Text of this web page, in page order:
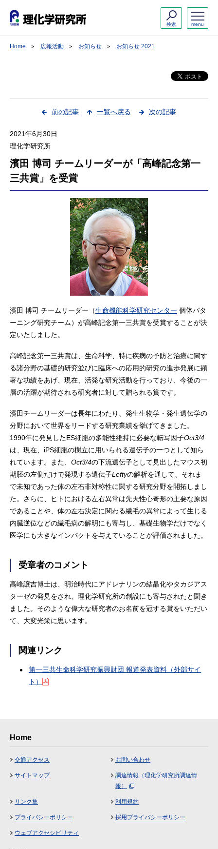
menu
検索
Home 広報活動 お知らせ お知らせ 2021
前の記事 一覧へ戻る 次の記事
2021年6月30日
理化学研究所
濱田 博司 チームリーダーが「高峰記念第一
三共賞」を受賞
濱田 博司 チームリーダー（生命機能科学研究センター 個体パタ
ーニング研究チーム）が高峰記念第一三共賞を受賞することが決
定いたしました。
高峰記念第一三共賞は、生命科学、特に疾病の予防と治療に関す
る諸分野の基礎的研究並びに臨床への応用的研究の進歩発展に顕
著な功績をあげ、現在、活発な研究活動を行っており、今後の一
層の活躍が期待される研究者に対して贈られる賞です。
濱田チームリーダーは長年にわたり、発生生物学・発生遺伝学の
分野において世界をリードする研究業績を挙げてきました。
1990年に発見したES細胞の多能性維持に必要な転写因子Oct3/4
は、現在、iPS細胞の樹立に用いられる遺伝子の一つとして知ら
れています。また、 Oct3/4の下流遺伝子として見出したマウス初
期胚の左側だけで発現する遺伝子Leftyの解析を通して、それま
で未知であった体の左右非対称性に関する研究分野を開拓しまし
た。さらに、ヒトにおける左右異常は先天性心奇形の主要な原因
であることや、体の左右決定に関わる繊毛の異常によって生じる
内臓逆位などの繊毛病の解明にも寄与し、基礎生物学だけでなく
医学にも大きなインパクトを与えていることが評価されました。
受章者のコメント
高峰譲吉博士は、明治時代にアドレナリンの結晶化やタカジアス
ターゼの発見をされ、理化学研究所の創設にも寄与されたと聞き
ました。そのような偉大な研究者のお名前を冠する賞をいただい
て、大変光栄に思います。
関連リンク
第一三共生命科学研究振興財団 報道発表資料（外部サイ
ト）
Home
交通アクセス お問い合わせ
サイトマップ
調達情報（理化学研究所調達情
報）
リンク集 利用規約
プライバシーポリシー 採用プライバシーポリシー
ウェブアクセシビリティ